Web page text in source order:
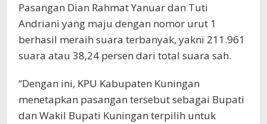
Pasangan Dian Rahmat Yanuar dan Tuti
Andriani yang maju dengan nomor urut 1
berhasil meraih suara terbanyak, yakni 211.961
suara atau 38,24 persen dari total suara sah.
“Dengan ini, KPU Kabupaten Kuningan
menetapkan pasangan tersebut sebagai Bupati
dan Wakil Bupati Kuningan terpilih untuk